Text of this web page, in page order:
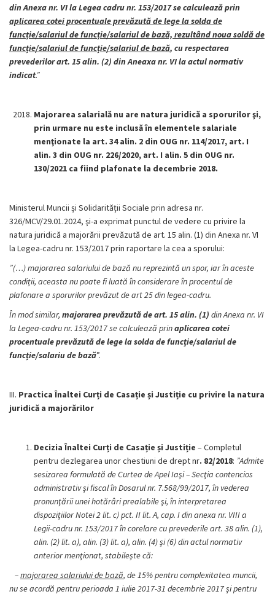
din Anexa nr. VI la Legea cadru nr. 153/2017 se calculează prin
aplicarea cotei procentuale prevăzută de lege la solda de
funcție/salariul de funcție/salariul de bază, rezultând noua soldă de
funcție/salariul de funcție/salariul de bază, cu respectarea
prevederilor art. 15 alin. (2) din Aneaxa nr. VI la actul normativ
indicat.”
Majorarea salarială nu are natura juridică a sporurilor şi,
prin urmare nu este inclusă în elementele salariale
menţionate la art. 34 alin. 2 din OUG nr. 114/2017, art. I
alin. 3 din OUG nr. 226/2020, art. I alin. 5 din OUG nr.
130/2021 ca fiind plafonate la decembrie 2018.
Ministerul Muncii și Solidarității Sociale prin adresa nr.
326/MCV/29.01.2024, şi-a exprimat punctul de vedere cu privire la
natura juridică a majorării prevăzută de art. 15 alin. (1) din Anexa nr. VI
la Legea-cadru nr. 153/2017 prin raportare la cea a sporului:
”(…) majorarea salariului de bază nu reprezintă un spor, iar în aceste
condiții, aceasta nu poate fi luată în considerare în procentul de
plafonare a sporurilor prevăzut de art 25 din legea-cadru.
În mod similar, majorarea prevăzută de art. 15 alin. (1) din Anexa nr. VI
la Legea-cadru nr. 153/2017 se calculează prinaplicarea cotei
procentuale prevăzută de lege la solda de funcție/salariul de
funcție/salariu de bază”.
III. Practica Înaltei Curți de Casație și Justiție cu privire la natura
juridică a majorărilor
Decizia Înaltei Curți de Casație și Justiție – Completul
pentru dezlegarea unor chestiuni de drept nr. 82/2018: ”Admite
sesizarea formulată de Curtea de Apel Iaşi – Secţia contencios
administrativ şi fiscal în Dosarul nr. 7.568/99/2017, în vederea
pronunţării unei hotărâri prealabile şi, în interpretarea
dispoziţiilor Notei 2 lit. c) pct. II lit. A, cap. I din anexa nr. VIII a
Legii-cadru nr. 153/2017 în corelare cu prevederile art. 38 alin. (1),
alin. (2) lit. a), alin. (3) lit. a), alin. (4) şi (6) din actul normativ
anterior menţionat, stabileşte că:
–majorarea salariului de bază, de 15% pentru complexitatea muncii,
nu se acordă pentru perioada 1 iulie 2017-31 decembrie 2017 şi pentru